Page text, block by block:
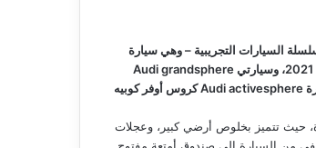
السيارات التجريبية – وهي سيارة
Audi activesphere التجريبية. فبعد الإعلان عن سيارة Audi skysphere رودستر في العام 2021، وسيارتي Audi grandsphere
صالون و Audi urbansphere التجريبيتين في أبريل 2022، ظهرت الآن، وللمرة الأولى، سيارة Audi activesphere كروس أوفر كوبيه
سيارة رياضية فاخرة، حيث تتميز بخلوص أرضي كبير، وعجلات